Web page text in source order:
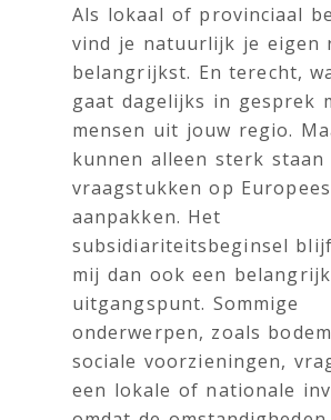
Als lokaal of provinciaal
vind je natuurlijk je eigen
belangrijkst. En terecht,
gaat dagelijks in gesprek
mensen uit jouw regio.
kunnen alleen sterk staan
vraagstukken op
aanpakken. Het
subsidiariteitsbeginsel
mij dan ook een belangrijk
uitgangspunt. Sommige
onderwerpen, zoals
sociale voorzieningen,
een lokale of nationale